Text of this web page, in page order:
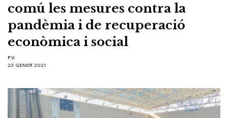
comú les mesures contra la
pandèmia i de recuperació
econòmica i social
F.V.
23 GENER 2021